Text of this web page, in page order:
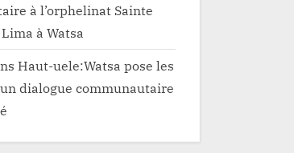
à l’orphelinat Sainte
à Watsa
Haut-uele:Watsa pose les
dialogue communautaire